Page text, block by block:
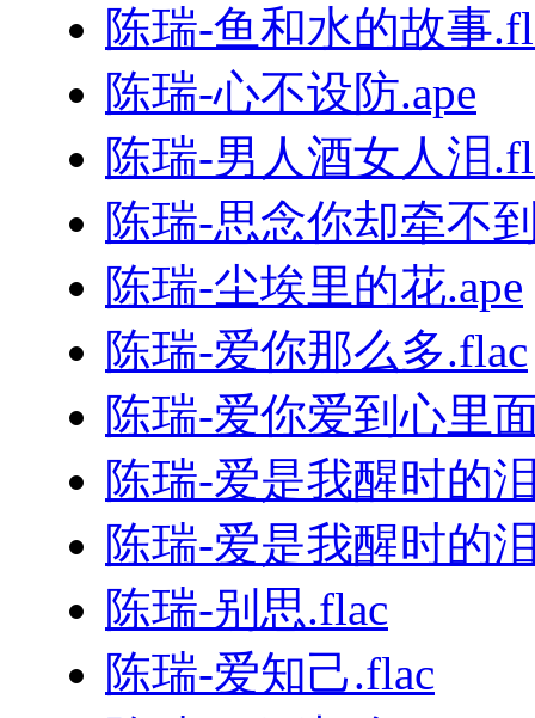
陈瑞-鱼和水的故事
陈瑞-心不设防.ape
陈瑞-男人酒女人泪
陈瑞-思念你却牵不
陈瑞-尘埃里的花.ape
陈瑞-爱你那么多.flac
陈瑞-爱你爱到心里
陈瑞-爱是我醒时的
陈瑞-爱是我醒时的
陈瑞-别思.flac
陈瑞-爱知己.flac